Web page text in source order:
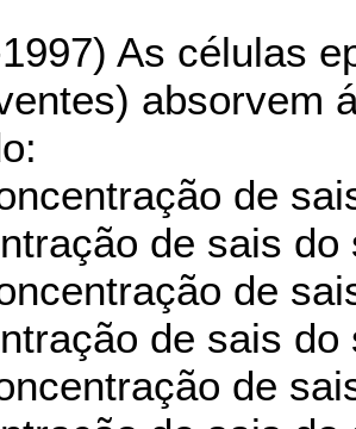
As células
absorvem
de
de sais do
de
de sais do
de